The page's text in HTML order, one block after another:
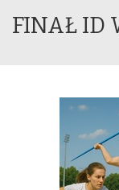
FINAŁ ID